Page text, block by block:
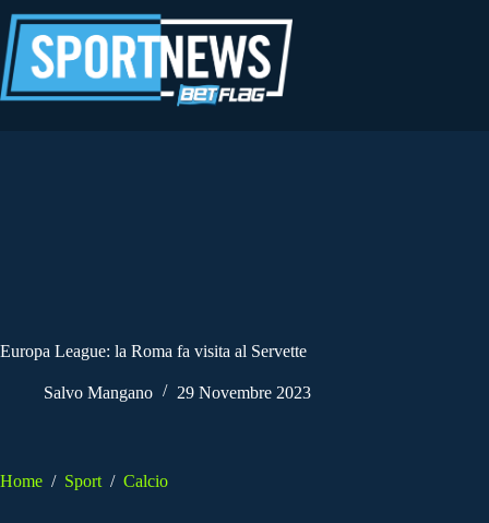
al
contenuto
Europa League: la Roma fa visita al Servette
Salvo Mangano 29 Novembre 2023
Home / Sport / Calcio